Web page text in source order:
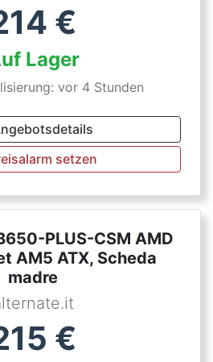
€
Lager
vor 4 Stunden
setzen
PLUS-CSM AMD
AM5 ATX, Scheda
madre
€